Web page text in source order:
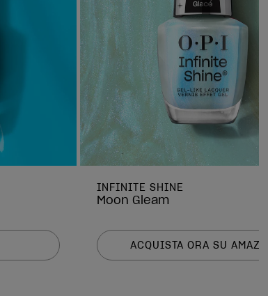
INFINITE SHINE
Moon Gleam
ACQUISTA ORA SU